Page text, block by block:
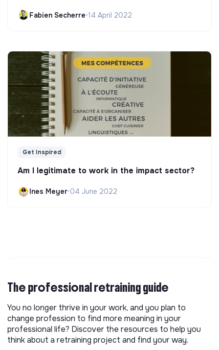
Fabien Secherre•14 April 2022
Get Inspired
Am I legitimate to work in the impact sector?
Ines Meyer•04 June 2022
The professional retraining guide
You no longer thrive in your work, and you plan to
change profession to find more meaning in your
professional life? Discover the resources to help you
think about a retraining project and find your way.